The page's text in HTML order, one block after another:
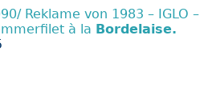
Reklame von 1983 – IGLO –
à la Bordelaise.